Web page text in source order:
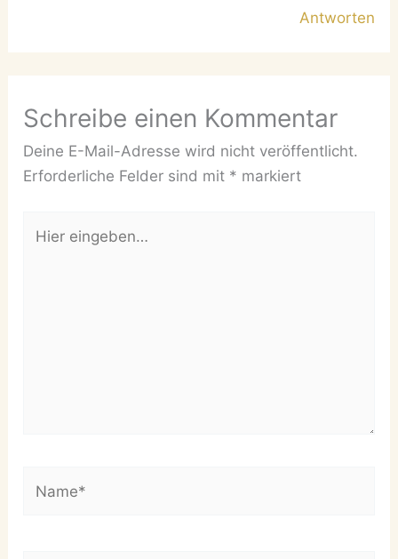
Antworten
Schreibe einen Kommentar
Deine E-Mail-Adresse wird nicht veröffentlicht.
Erforderliche Felder sind mit * markiert
eingeben…